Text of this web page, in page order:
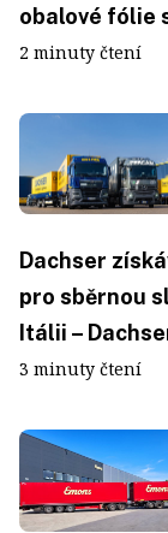
obalové fólie
2 minuty čtení
Dachser
pro sběrnou
Itálii –
3 minuty čtení